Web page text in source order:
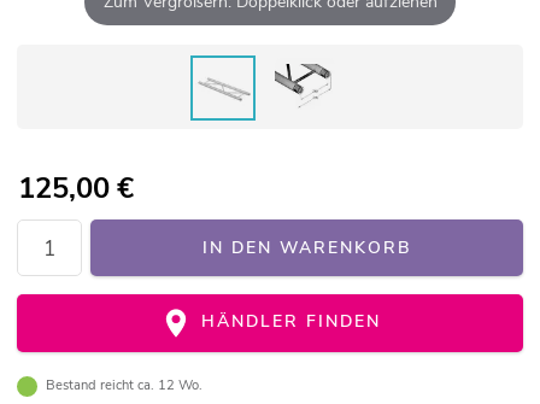
125,00€
IN DEN WARENKORB
HÄNDLER FINDEN
Bestand reicht ca. 12 Wo.